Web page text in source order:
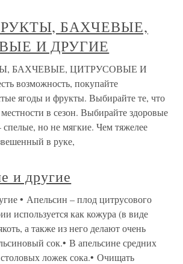
БАХЧЕВЫЕ,
И ДРУГИЕ
БАХЧЕВЫЕ, ЦИТРУСОВЫЕ И
возможность, покупайте
ягоды и фрукты. Выбирайте те, что
в сезон. Выбирайте здоровые
но не мягкие. Чем тяжелее
в руке,
и другие
• Апельсин – плод цитрусового
используется как кожура (в виде
а также из него делают очень
сок.• В апельсине средних
ложек сока.• Очищать